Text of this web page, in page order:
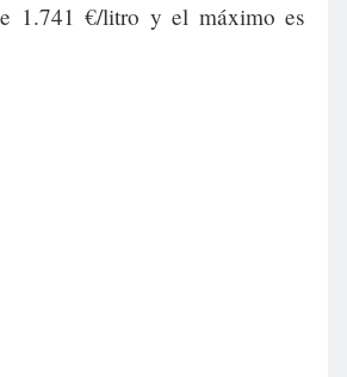
1.741 €/litro y el máximo es